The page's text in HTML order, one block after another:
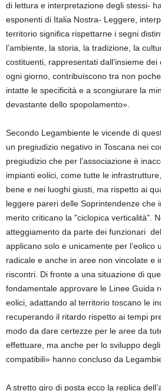
di lettura e interpretazione degli stessi-
esponenti di Italia Nostra- Leggere,
territorio significa rispettarne i segni
l’ambiente, la storia, la tradizione, la
costituenti, rappresentati dall’insieme
ogni giorno, contribuiscono tra non
intatte le specificità e a scongiurare la
devastante dello spopolamento».
Secondo Legambiente le vicende di
un pregiudizio negativo in Toscana nei
pregiudizio che per l’associazione è
impianti eolici, come tutte le
bene e nei luoghi giusti, ma rispetto ai
leggere pareri delle Soprintendenze che
merito criticano la "ciclopica verticalità".
atteggiamento da parte dei funzionari
applicano solo e unicamente per l’eolico
radicale e anche in aree non vincolate e
riscontri. Di fronte a una situazione di
fondamentale approvare le Linee Guida
eolici, adattando al territorio toscano le
recuperando il ritardo rispetto ai tempi
modo da dare certezze per le aree da
effettuare, ma anche per lo sviluppo
compatibili» hanno concluso da
A stretto giro di posta ecco la replica